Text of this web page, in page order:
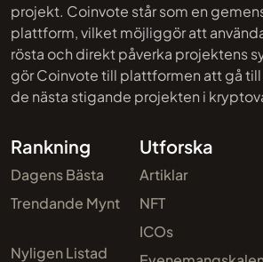
projekt. Coinvote står som en
plattform, vilket möjliggör att
rösta och direkt påverka projektens
gör Coinvote till plattformen att gå
de nästa stigande projekten i
Rankning
Dagens Bästa
Trendande Mynt
Nyligen Listad
Utforska
Artiklar
NFT
ICOs